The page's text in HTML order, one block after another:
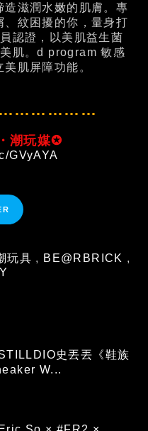
滋潤水嫩的肌膚。專
紋困擾的你，量身打
認證，以美肌益生菌
肌。d program 敏感
肌屏障功能。
潮玩媒✪
GVyAYA
玩具 , BE@RBRICK ,
史丟丟《鞋族
W...